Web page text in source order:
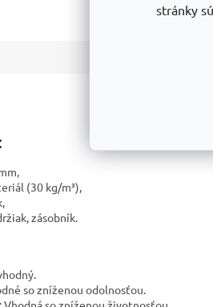
stránky
(30 kg/m³),
zásobník.
so zníženou odolnosťou.